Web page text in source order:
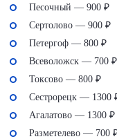
Песочный — 900 ₽
Сертолово — 900 ₽
Петергоф — 800 ₽
Всеволожск — 700 ₽
Токсово — 800 ₽
Сестрорецк — 1300
Агалатово — 1300 ₽
Разметелево — 700